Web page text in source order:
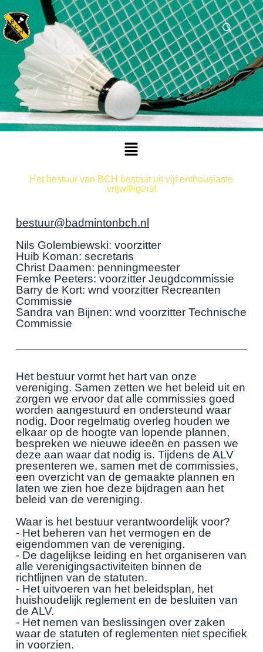
Het bestuur van BCH bestaat uit vijf enthousiaste
vrijwilligers!
bestuur@badmintonbch.nl
Nils Golembiewski: voorzitter
Huib Koman: secretaris
Christ Daamen: penningmeester
Femke Peeters: voorzitter Jeugdcommissie
Barry de Kort: wnd voorzitter Recreanten
Commissie
Sandra van Bijnen: wnd voorzitter Technische
Commissie
Het bestuur vormt het hart van onze
vereniging. Samen zetten we het beleid uit en
zorgen we ervoor dat alle commissies goed
worden aangestuurd en ondersteund waar
nodig. Door regelmatig overleg houden we
elkaar op de hoogte van lopende plannen,
bespreken we nieuwe ideeën en passen we
deze aan waar dat nodig is. Tijdens de ALV
presenteren we, samen met de commissies,
een overzicht van de gemaakte plannen en
laten we zien hoe deze bijdragen aan het
beleid van de vereniging.
Waar is het bestuur verantwoordelijk voor?
- Het beheren van het vermogen en de
eigendommen van de vereniging.
- De dagelijkse leiding en het organiseren van
alle verenigingsactiviteiten binnen de
richtlijnen van de statuten.
- Het uitvoeren van het beleidsplan, het
huishoudelijk reglement en de besluiten van
de ALV.
- Het nemen van beslissingen over zaken
waar de statuten of reglementen niet specifiek
in voorzien.